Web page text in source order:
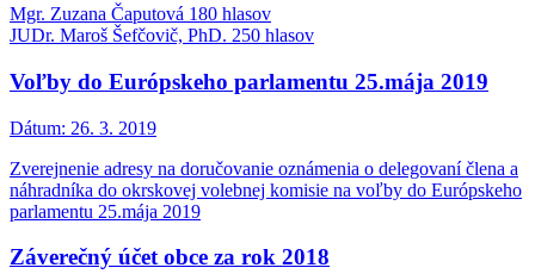
Mgr. Zuzana Čaputová 180 hlasov
JUDr. Maroš Šefčovič, PhD. 250 hlasov
Voľby do Európskeho parlamentu 25.mája 2019
Dátum: 26. 3. 2019
Zverejnenie adresy na doručovanie oznámenia o delegovaní člena a
náhradníka do okrskovej volebnej komisie na voľby do Európskeho
parlamentu 25.mája 2019
Záverečný účet obce za rok 2018